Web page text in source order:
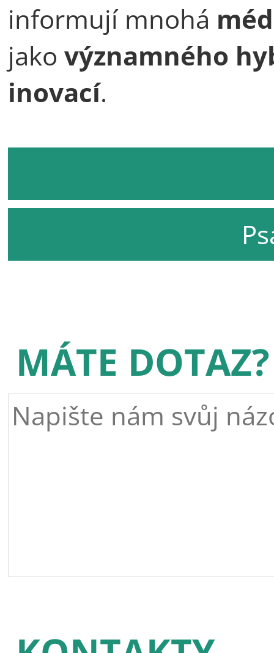
informují mnohá
jako významného
inovací.
MÁTE DOTAZ?